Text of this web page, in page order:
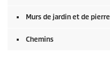
Murs de jardin et de pierre
Chemins